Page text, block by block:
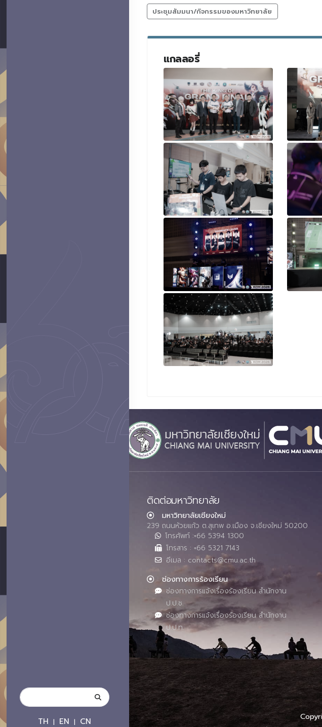
TH | EN | CN
ประชุมสัมมนา/กิจกรรมของมหาวิทยาลัย
แกลลอรี่
ติดต่อมหาวิทยาลัย
มหาวิทยาลัยเชียงใหม่
239 ถนนห้วยแก้ว ต.สุเทพ อ.เมือง จ.เชียงใหม่ 50200
โทรศัพท์ :+66 5394 1300
โทรสาร : +66 5321 7143
อีเมล : contacts@cmu.ac.th
ช่องทางการร้องเรียน
ช่องทางการแจ้งเรื่องร้องเรียน สำนักงาน
ป.ป.ช.
ช่องทางการแจ้งเรื่องร้องเรียน สำนักงาน
ป.ป.ท.